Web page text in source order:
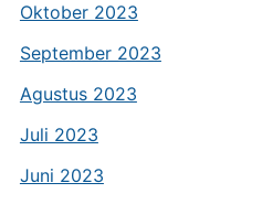
Oktober 2023
September 2023
Agustus 2023
Juli 2023
Juni 2023